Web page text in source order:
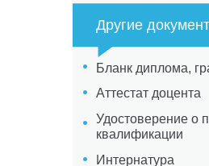
Другие
Бланк диплома,
Аттестат доцента
Удостоверение о
квалификации
Интернатура